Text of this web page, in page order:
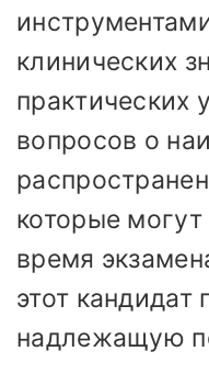
клинических
практических
вопросов о
которые могут
время
этот кандидат
надлежащую